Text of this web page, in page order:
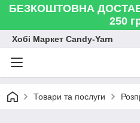
БЕЗКОШТОВНА
250
Хобі Маркет Candy-Yarn
Товари та послуги